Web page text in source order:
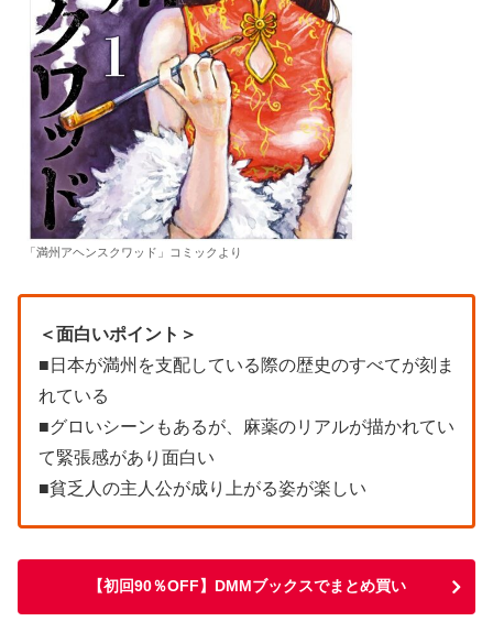
「満州アヘンスクワッド」コミックより
＜面白いポイント＞
■日本が満州を支配している際の歴史のすべてが刻ま
れている
■グロいシーンもあるが、麻薬のリアルが描かれてい
て緊張感があり面白い
■貧乏人の主人公が成り上がる姿が楽しい
【初回90％OFF】DMMブックスでまとめ買い